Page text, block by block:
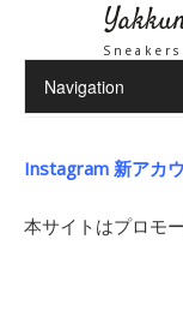
Instagram 新アカ
本サイトはプロモ